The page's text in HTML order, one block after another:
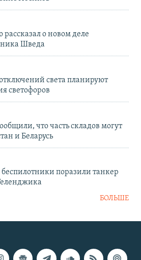
о новом деле
Шведа
света планируют
светофоров
что часть складов могут
и Беларусь
поразили танкер
БОЛЬШЕ